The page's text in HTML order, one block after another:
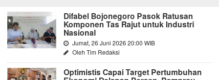
Difabel Bojonegoro Pasok Ratusan
Komponen Tas Rajut untuk Industri
Nasional
Jumat, 26 Juni 2026 20:00 WIB
Oleh Tim Redaksi
Optimistis Capai Target Pertumbuhan